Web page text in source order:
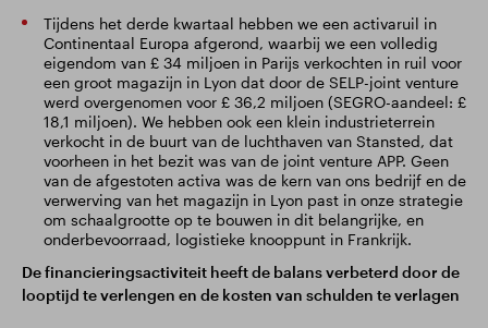
Tijdens het derde kwartaal hebben we een activaruil in
Continentaal Europa afgerond, waarbij we een volledig
eigendom van £ 34 miljoen in Parijs verkochten in ruil voor
een groot magazijn in Lyon dat door de SELP-joint venture
werd overgenomen voor £ 36,2 miljoen (SEGRO-aandeel: £
18,1 miljoen). We hebben ook een klein industrieterrein
verkocht in de buurt van de luchthaven van Stansted, dat
voorheen in het bezit was van de joint venture APP. Geen
van de afgestoten activa was de kern van ons bedrijf en de
verwerving van het magazijn in Lyon past in onze strategie
om schaalgrootte op te bouwen in dit belangrijke, en
onderbevoorraad, logistieke knooppunt in Frankrijk.
De financieringsactiviteit heeft de balans verbeterd door de
looptijd te verlengen en de kosten van schulden te verlagen